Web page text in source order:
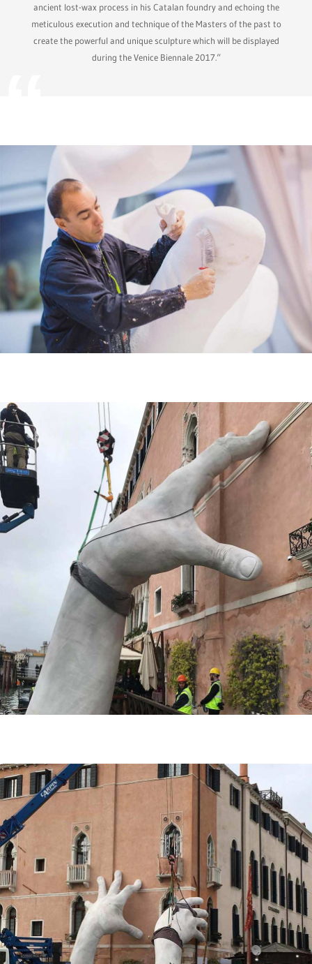
ancient lost-wax process in his Catalan foundry and echoing the
meticulous execution and technique of the Masters of the past to
create the powerful and unique sculpture which will be displayed
during the Venice Biennale 2017.“